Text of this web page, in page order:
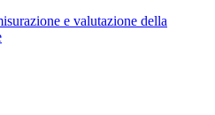
e valutazione della